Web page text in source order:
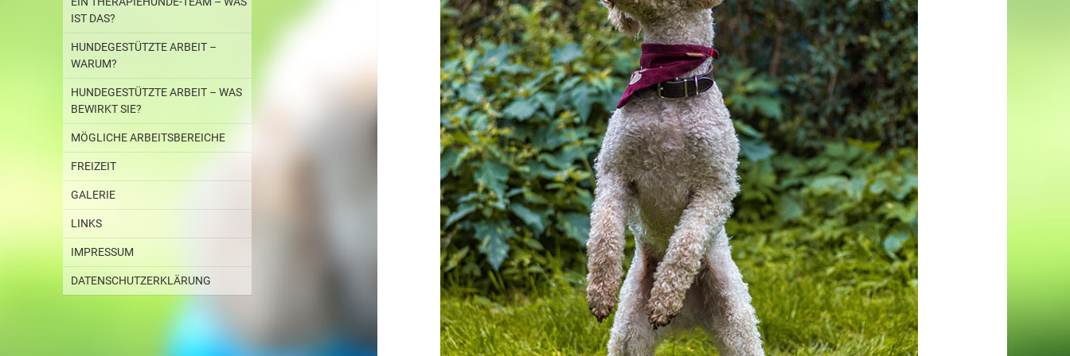
IST DAS?
HUNDEGESTÜTZTE ARBEIT –
WARUM?
HUNDEGESTÜTZTE ARBEIT – WAS
BEWIRKT SIE?
MÖGLICHE ARBEITSBEREICHE
FREIZEIT
GALERIE
LINKS
IMPRESSUM
DATENSCHUTZERKLÄRUNG